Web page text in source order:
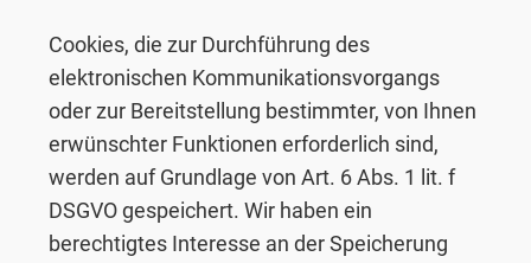
Cookies, die zur Durchführung des
elektronischen Kommunikationsvorgangs
oder zur Bereitstellung bestimmter, von Ihnen
erwünschter Funktionen erforderlich sind,
werden auf Grundlage von Art. 6 Abs. 1 lit. f
DSGVO gespeichert. Wir haben ein
berechtigtes Interesse an der Speicherung